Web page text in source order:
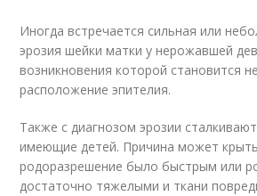
Иногда встречается сильная или
эрозия шейки матки у нерожавшей
возникновения которой становится
расположение эпителия.
Также с диагнозом эрозии
имеющие детей. Причина может
родоразрешение было быстрым или
достаточно тяжелыми и ткани